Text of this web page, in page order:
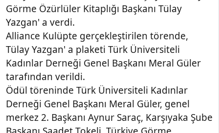
Görme Özürlüler Kitaplığı Başkanı Tülay
Yazgan' a verdi.
Alliance Kulüpte gerçekleştirilen törende,
Tülay Yazgan' a plaketi Türk Üniversiteli
Kadınlar Derneği Genel Başkanı Meral Güler
tarafından verildi.
Ödül töreninde Türk Üniversiteli Kadınlar
Derneği Genel Başkanı Meral Güler, genel
merkez 2. Başkanı Aynur Saraç, Karşıyaka Şube